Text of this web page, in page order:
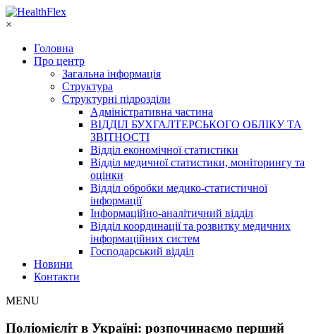
×
Головна
Про центр
Загальна інформація
Структура
Структурні підрозділи
Адміністративна частина
ВІДДІЛ БУХГАЛТЕРСЬКОГО ОБЛІКУ ТА
ЗВІТНОСТІ
Відділ економічної статистики
Відділ медичної статистики, моніторингу та
оцінки
Відділ обробки медико-статистичної
інформації
Інформаційно-аналітичний відділ
Відділ координації та розвитку медичних
інформаційних систем
Господарський відділ
Новини
Контакти
MENU
Поліомієліт в Україні: розпочинаємо перший